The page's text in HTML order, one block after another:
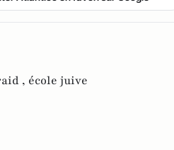
, école juive